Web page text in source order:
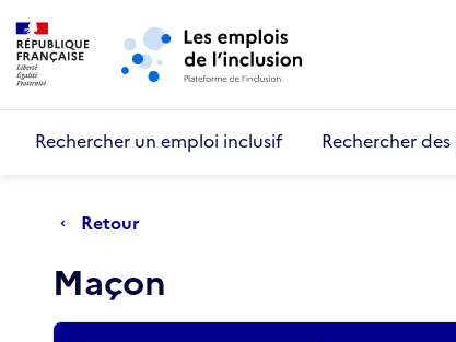
Aller au menu principal
Rechercher un emploi inclusif Rechercher
Retour
Maçon